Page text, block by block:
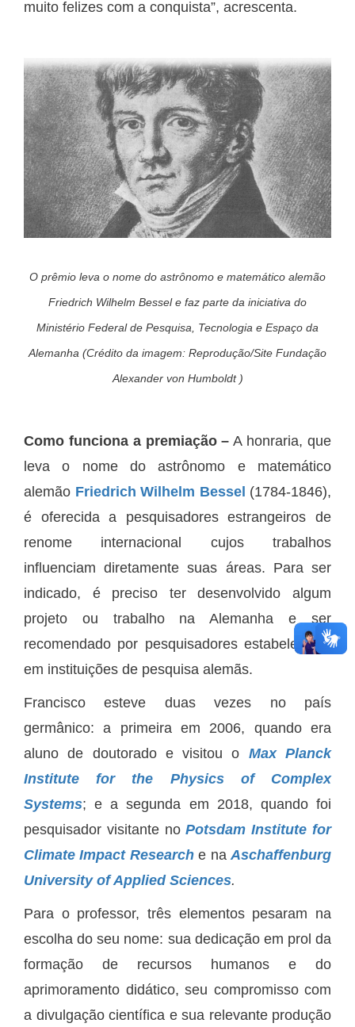
muito felizes com a conquista”, acrescenta.
O prêmio leva o nome do astrônomo e matemático alemão
Friedrich Wilhelm Bessel e faz parte da iniciativa do
Ministério Federal de Pesquisa, Tecnologia e Espaço da
Alemanha (Crédito da imagem: Reprodução/Site Fundação
Alexander von Humboldt )
Como funciona a premiação – A honraria, que
leva o nome do astrônomo e matemático
alemão Friedrich Wilhelm Bessel (1784-1846),
é oferecida a pesquisadores estrangeiros de
renome internacional cujos trabalhos
influenciam diretamente suas áreas. Para ser
indicado, é preciso ter desenvolvido algum
projeto ou trabalho na Alemanha e ser
recomendado por pesquisadores estabelecidos
em instituições de pesquisa alemãs.
Francisco esteve duas vezes no país
germânico: a primeira em 2006, quando era
aluno de doutorado e visitou o Max Planck
Institute for the Physics of Complex
Systems; e a segunda em 2018, quando foi
pesquisador visitante noPotsdam Institute for
Climate Impact Researche naAschaffenburg
University of Applied Sciences.
Para o professor, três elementos pesaram na
escolha do seu nome: sua dedicação em prol da
formação de recursos humanos e do
aprimoramento didático, seu compromisso com
a divulgação científica e sua relevante produção